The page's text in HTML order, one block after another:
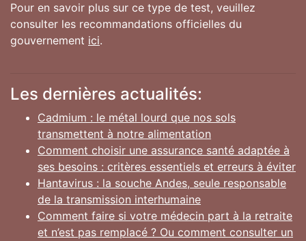
Pour en savoir plus sur ce type de test, veuillez
consulter les recommandations officielles du
gouvernement ici.
Les dernières actualités:
Cadmium : le métal lourd que nos sols
transmettent à notre alimentation
Comment choisir une assurance santé adaptée à
ses besoins : critères essentiels et erreurs à éviter
Hantavirus : la souche Andes, seule responsable
de la transmission interhumaine
Comment faire si votre médecin part à la retraite
et n’est pas remplacé ? Ou comment consulter un